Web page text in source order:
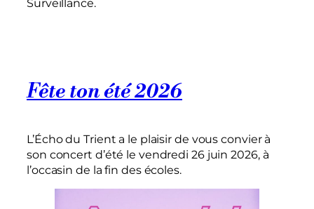
Fête ton été 2026
L’Écho du Trient a le plaisir de vous convier à
son concert d’été le vendredi 26 juin 2026, à
l’occasin de la fin des écoles.